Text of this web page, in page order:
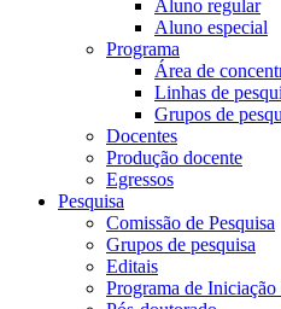
Aluno regular
Aluno especial
Programa
Área de
Linhas de
Grupos de
Docentes
Produção docente
Egressos
Pesquisa
Comissão de Pesquisa
Grupos de pesquisa
Editais
Programa de